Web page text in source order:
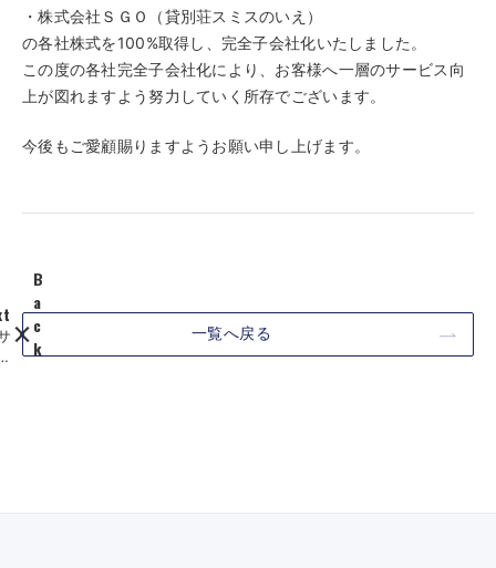
・株式会社ＳＧＯ（貸別荘スミスのいえ）
の各社株式を100%取得し、完全子会社化いたしました。
この度の各社完全子会社化により、お客様へ一層のサービス向
上が図れますよう努力していく所存でございます。
今後もご愛顧賜りますようお願い申し上げます。
B
a
c
k
知
一覧へ戻る